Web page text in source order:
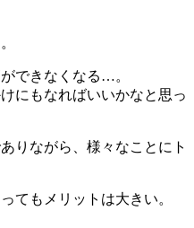
できなくなる…。
にもなればいいかなと思っ
りながら、様々なことにト
てもメリットは大きい。